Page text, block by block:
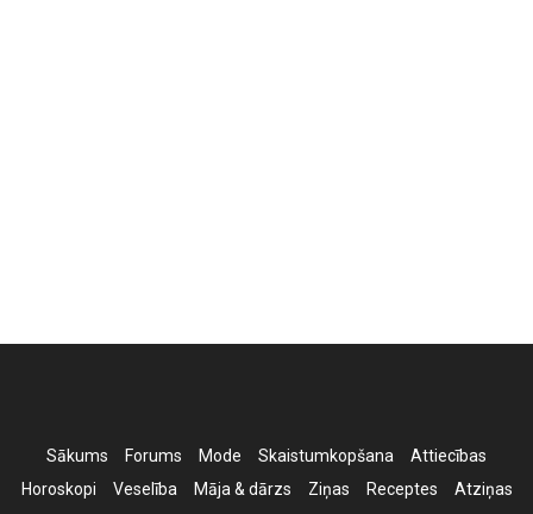
Sākums Forums Mode Skaistumkopšana
Attiecības
Horoskopi
Veselība Māja & dārzs Ziņas Receptes
Atziņas